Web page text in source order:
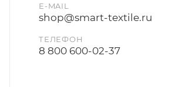
E-MAIL
shop@smart-textile.ru
ТЕЛЕФОН
8 800 600-02-37